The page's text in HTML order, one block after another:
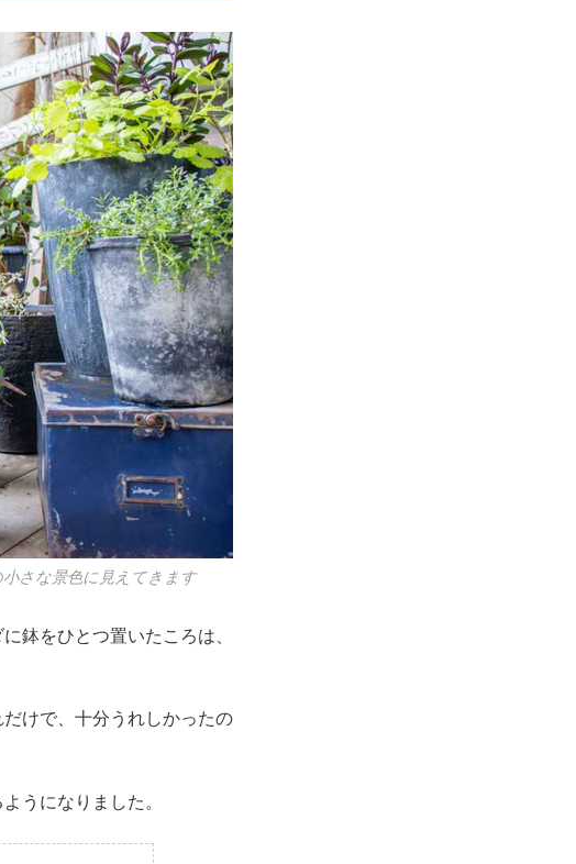
さな景色に見えてきます
鉢をひとつ置いたころは、
けで、十分うれしかったの
うになりました。